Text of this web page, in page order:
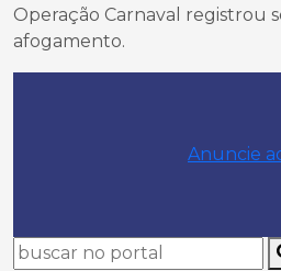
Operação Carnaval registrou
afogamento.
Anuncie